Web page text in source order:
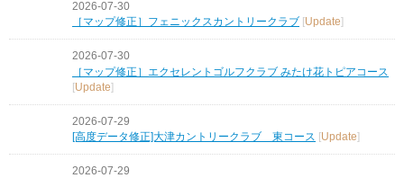
2026-07-30
［マップ修正］フェニックスカントリークラブ [Update]
2026-07-30
［マップ修正］エクセレントゴルフクラブ みたけ花トピアコース
[Update]
2026-07-29
[高度データ修正]大津カントリークラブ 東コース [Update]
2026-07-29